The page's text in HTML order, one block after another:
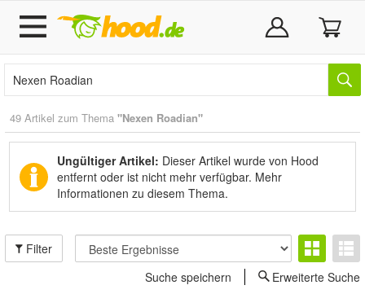
49 Artikel zum Thema "Nexen Roadian"
Ungültiger Artikel: Dieser Artikel wurde von Hood
entfernt oder ist nicht mehr verfügbar. Mehr
Informationen zu diesem Thema.
Filter
Suche speichern
Erweiterte Suche